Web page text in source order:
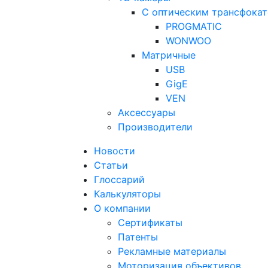
С оптическим
PROGMATIC
WONWOO
Матричные
USB
GigE
VEN
Аксессуары
Производители
Новости
Статьи
Глоссарий
Калькуляторы
О компании
Сертификаты
Патенты
Рекламные материалы
Моторизация объективов